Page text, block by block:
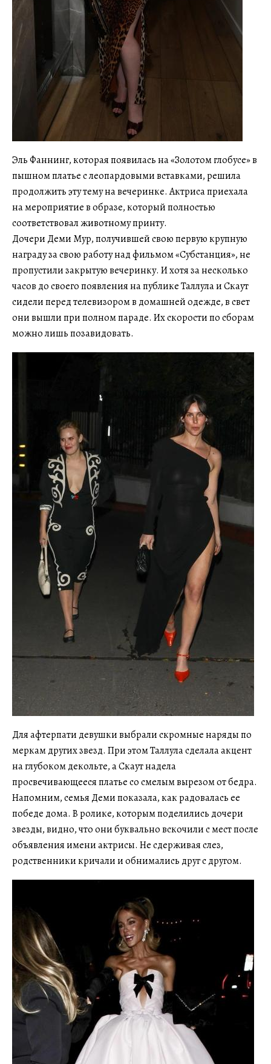
Эль Фаннинг, которая появилась на «Золотом глобусе» в
пышном платье с леопардовыми вставками, решила
продолжить эту тему на вечеринке. Актриса приехала
на мероприятие в образе, который полностью
соответствовал животному принту.
Дочери Деми Мур, получившей свою первую крупную
награду за свою работу над фильмом «Субстанция», не
пропустили закрытую вечеринку. И хотя за несколько
часов до своего появления на публике Таллула и Скаут
сидели перед телевизором в домашней одежде, в свет
они вышли при полном параде. Их скорости по сборам
можно лишь позавидовать.
Для афтерпати девушки выбрали скромные наряды по
меркам других звезд. При этом Таллула сделала акцент
на глубоком декольте, а Скаут надела
просвечивающееся платье со смелым вырезом от бедра.
Напомним, семья Деми показала, как радовалась ее
победе дома. В ролике, которым поделились дочери
звезды, видно, что они буквально вскочили с мест после
объявления имени актрисы. Не сдерживая слез,
родственники кричали и обнимались друг с другом.